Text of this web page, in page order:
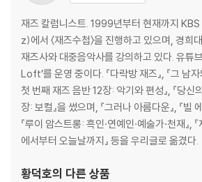
재즈 칼럼니스트. 1999년부터 현재까지
z)에서 〈재즈수첩〉을 진행하고 있으며, 경희
재즈사와 대중음악사를 강의하고 있다. 유튜
Loft’를 운영 중이다. 『다락방 재즈』, 『그 남자
첫 번째 재즈 음반 12장: 악기와 편성』, 『당신
장: 보컬』을 썼으며, 『그러나 아름다운』, 『빌
『루이 암스트롱: 흑인·연예인·예술가·천재』,
에서부터 오늘날까지』 등을 우리글로 옮겼다.
황덕호의 다른 상품